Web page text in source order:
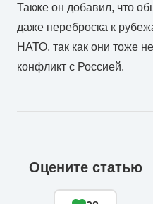
Также он добавил, что
даже переброска к
НАТО, так как они тоже
конфликт с Россией.
Оцените статью